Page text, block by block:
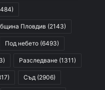
Пловдив (2143)
Под небето (6493)
Разследване (1311)
Съд (2906)